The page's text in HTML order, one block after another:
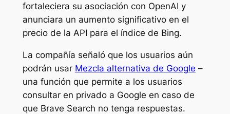
fortaleciera su asociación con OpenAI y
anunciara un aumento significativo en el
precio de la API para el índice de Bing.
La compañía señaló que los usuarios aún
podrán usar Mezcla alternativa de Google –
una función que permite a los usuarios
consultar en privado a Google en caso de
que Brave Search no tenga respuestas.